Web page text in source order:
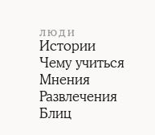
ЛЮДИ
Истории
Чему учиться
Мнения
Развлечения
Блиц